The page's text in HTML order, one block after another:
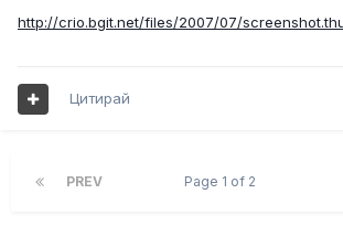
http://crio.bgit.net/files/2007/07/
Цитирай
PREV Page 1 of 2